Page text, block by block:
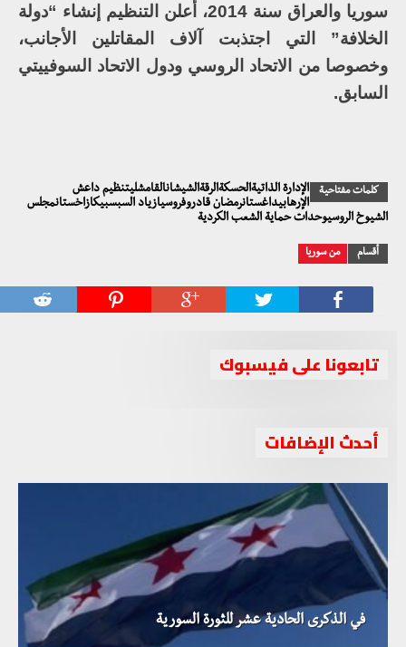
سوريا والعراق سنة 2014، أعلن التنظيم إنشاء “دولة
الخلافة” التي اجتذبت آلاف المقاتلين الأجانب،
وخصوصا من الاتحاد الروسي ودول الاتحاد السوفييتي
السابق.
كلمات مفتاحية
الإدارة الذاتيةالحسكةالرقةالشيشانالقامشليتنظيم داعش
الإرهابيداغستانرمضان قادروفروسيازياد السبسبيكازاخستانمجلس
الشيوخ الروسيوحدات حماية الشعب الكردية
أقسام من سوريا
تابعونا على فيسبوك
أحدث الإضافات
في الذكرى الحادية عشر للثورة السورية